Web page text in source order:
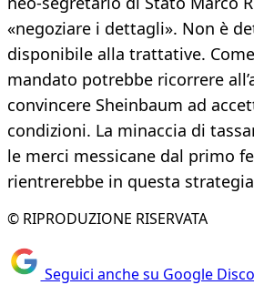
«negoziare i dettagli». Non è
disponibile alla trattative.
mandato potrebbe ricorrere
convincere Sheinbaum ad
condizioni. La minaccia di
le merci messicane dal primo
rientrerebbe in questa
© RIPRODUZIONE RISERVATA
Seguici anche su Google